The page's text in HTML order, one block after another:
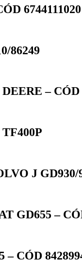
6744111020
86249
–
J GD930/
GD655 –
– CÓD